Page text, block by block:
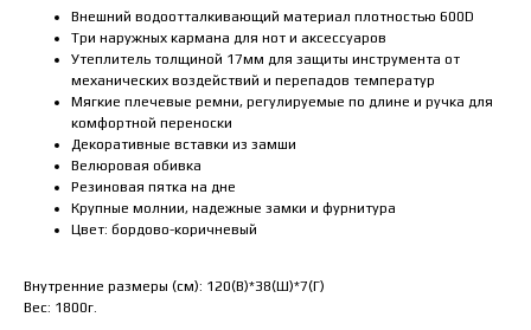
Внешний водоотталкивающий материал плотностью 600D
Три наружных кармана для нот и аксессуаров
Утеплитель толщиной 17мм для защиты инструмента от
механических воздействий и перепадов температур
Мягкие плечевые ремни, регулируемые по длине и ручка для
комфортной переноски
Декоративные вставки из замши
Велюровая обивка
Резиновая пятка на дне
Крупные молнии, надежные замки и фурнитура
Цвет: бордово-коричневый
Внутренние размеры (см): 120(В)*38(Ш)*7(Г)
Вес: 1800г.